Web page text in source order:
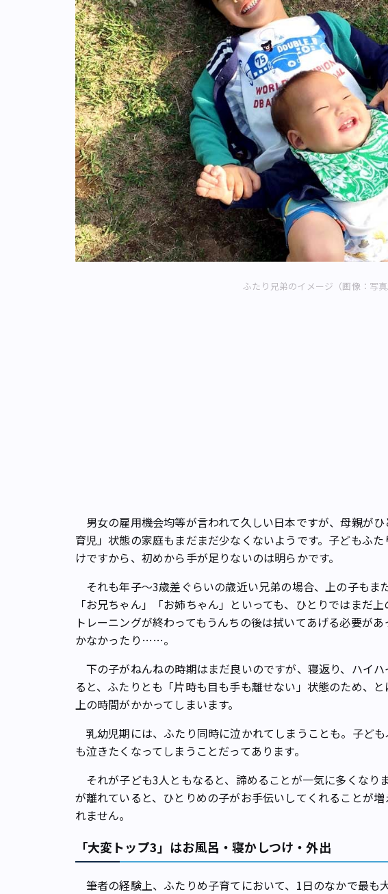
ふたり兄弟のイメージ（画像：写真
男女の雇用機会均等が言われて久しい日本ですが、母親が
育児」状態の家庭もまだまだ少なくないようです。子どもふ
けですから、初めから手が足りないのは明らかです。
それも年子～3歳差ぐらいの歳近い兄弟の場合、上の子もま
「お兄ちゃん」「お姉ちゃん」といっても、ひとりではまだ
トレーニングが終わってもうんちの後は拭いてあげる必要が
かなかったり……。
下の子がねんねの時期はまだ良いのですが、寝返り、ハイ
ると、ふたりとも「片時も目も手も離せない」状態のため、
上の時間がかかってしまいます。
乳幼児期には、ふたり同時に泣かれてしまうことも。子ど
も泣きたくなってしまうことだってあります。
それが子ども3人ともなると、諦めることが一気に多くなり
が離れていると、ひとりめの子がお手伝いしてくれることが
れません。
「大変トップ3」はお風呂・寝かしつけ・外出
筆者の経験上、ふたりめ子育てにおいて、1日のなかで最も